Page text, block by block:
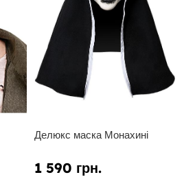
Делюкс маска Монахині
1 590 грн.